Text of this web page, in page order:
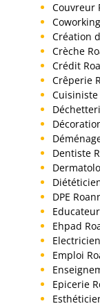
Couvreur
Création
Crèche
Crédit
Crêperie
Cuisiniste
Dentiste
DPE
Ehpad
Emploi
Epicerie